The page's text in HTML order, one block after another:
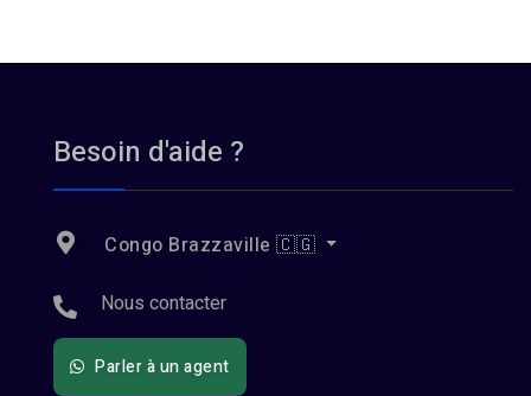
Besoin d'aide ?
Congo Brazzaville 🇨🇬
Nous contacter
Parler à un agent